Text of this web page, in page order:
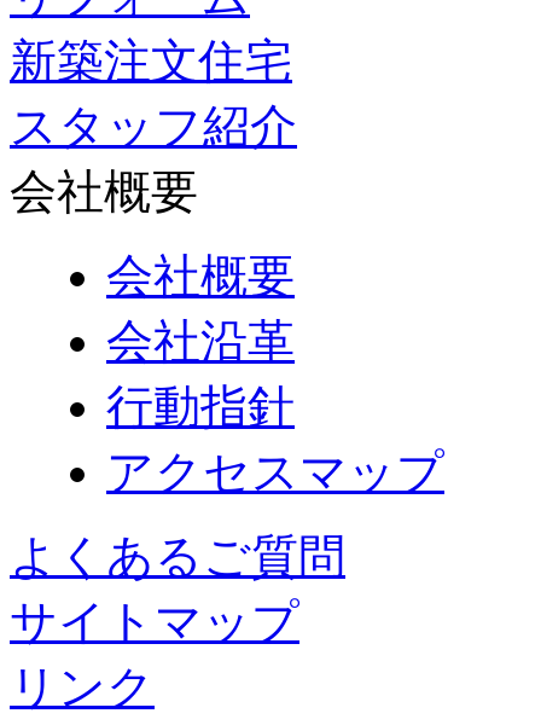
新築注文住宅
スタッフ紹介
会社概要
会社概要
会社沿革
行動指針
アクセスマップ
よくあるご質問
サイトマップ
リンク